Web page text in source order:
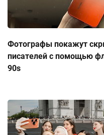
Фотографы покажут
писателей с помощью
90s